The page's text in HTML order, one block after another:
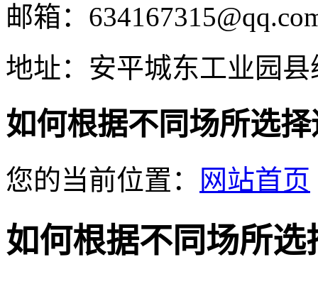
邮箱：
地址：安平城东工业园县
如何根据不同场所选
您的当前位置： 网站首页
如何根据不同场所